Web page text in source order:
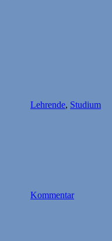
Lehrende, Studium
Kommentar